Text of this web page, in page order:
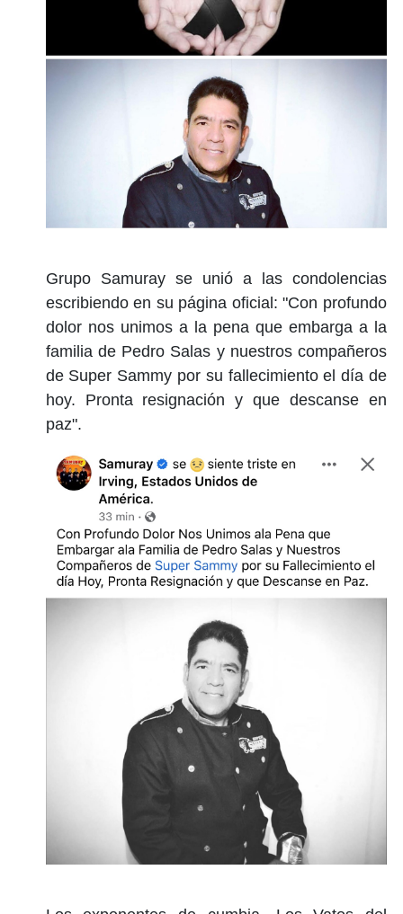
Grupo Samuray se unió a las condolencias
escribiendo en su página oficial: "Con profundo
dolor nos unimos a la pena que embarga a la
familia de Pedro Salas y nuestros compañeros
de Super Sammy por su fallecimiento el día de
hoy. Pronta resignación y que descanse en
paz".